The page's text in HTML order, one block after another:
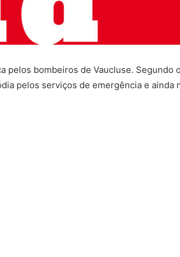
pelos bombeiros de Vaucluse. Segundo o
pelos serviços de emergência e ainda